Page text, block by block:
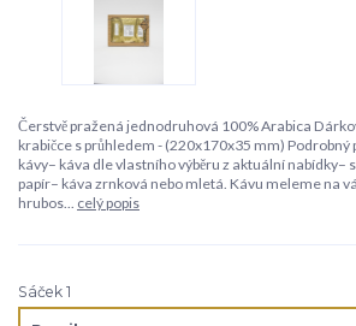
Čerstvě pražená jednodruhová 100% Arabica
krabičce s průhledem - (220x170x35 mm) Podrobný
kávy– káva dle vlastního výběru z aktuální nabídky–
papír– káva zrnková nebo mletá. Kávu meleme na
hrubos... celý popis
Sáček 1